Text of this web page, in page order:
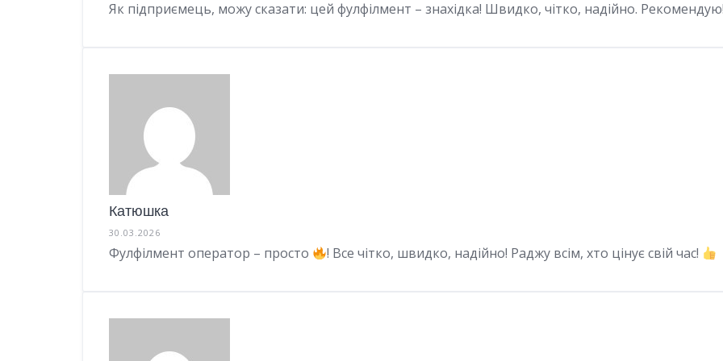
Як підприємець, можу сказати: цей фулфілмент – знахідка! Швидко, чітко, надійно.
Катюшка
30.03.2026
Фулфілмент оператор – просто ! Все чітко, швидко, надійно! Раджу всім, хто цінує свій час!